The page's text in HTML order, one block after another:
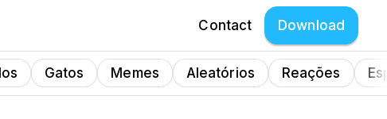
Contact Download
Gatos Memes Aleatórios Reações